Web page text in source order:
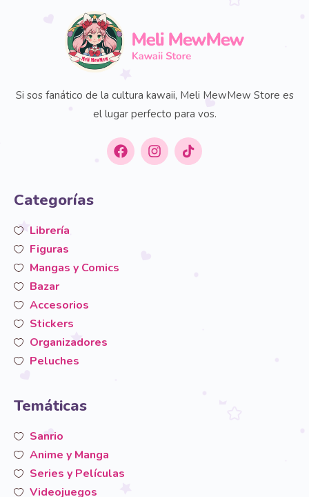
Si sos fanático de la cultura kawaii, Meli MewMew Store es
el lugar perfecto para vos.
Categorías
Librería
Figuras
Mangas y Comics
Bazar
Accesorios
Stickers
Organizadores
Peluches
Temáticas
Sanrio
Anime y Manga
Series y Películas
Videojuegos